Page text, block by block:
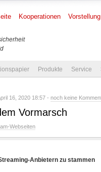
Kooperationen Vorstellung
Produkte Service
16, 2020 18:57 - noch keine
Vormarsch
Webseiten
Anbietern zu stammen